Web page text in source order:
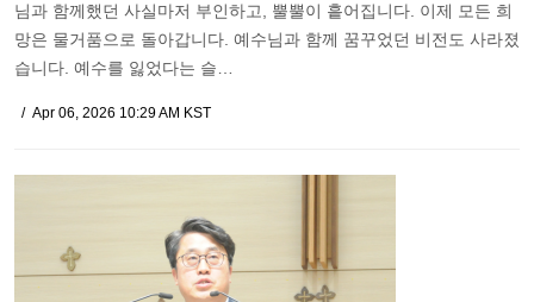
님과 함께했던 사실마저 부인하고, 뿔뿔이 흩어집니다. 이제 모든 희
망은 물거품으로 돌아갑니다. 예수님과 함께 꿈꾸었던 비전도 사라졌
습니다. 예수를 잃었다는 슬…
Apr 06, 2026 10:29 AM KST